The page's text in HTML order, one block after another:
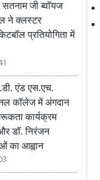
सतनाम जी ब्वॉयज
ने क्लस्टर
प्रतियोगिता में
एंड एस.एच.
कॉलेज में अंगदान
कार्यक्रम
डॉ. निरंजन
का आह्वान